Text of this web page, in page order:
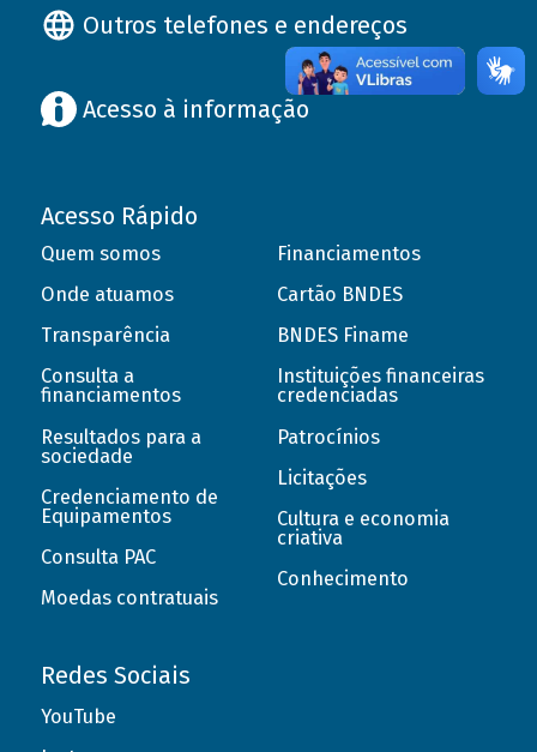
Outros telefones e endereços
Acesso à informação
Acesso Rápido
Quem somos
Onde atuamos
Transparência
Consulta a
financiamentos
Resultados para a
sociedade
Credenciamento de
Equipamentos
Consulta PAC
Moedas contratuais
Financiamentos
Cartão BNDES
BNDES Finame
Instituições financeiras
credenciadas
Patrocínios
Licitações
Cultura e economia
criativa
Conhecimento
Redes Sociais
YouTube